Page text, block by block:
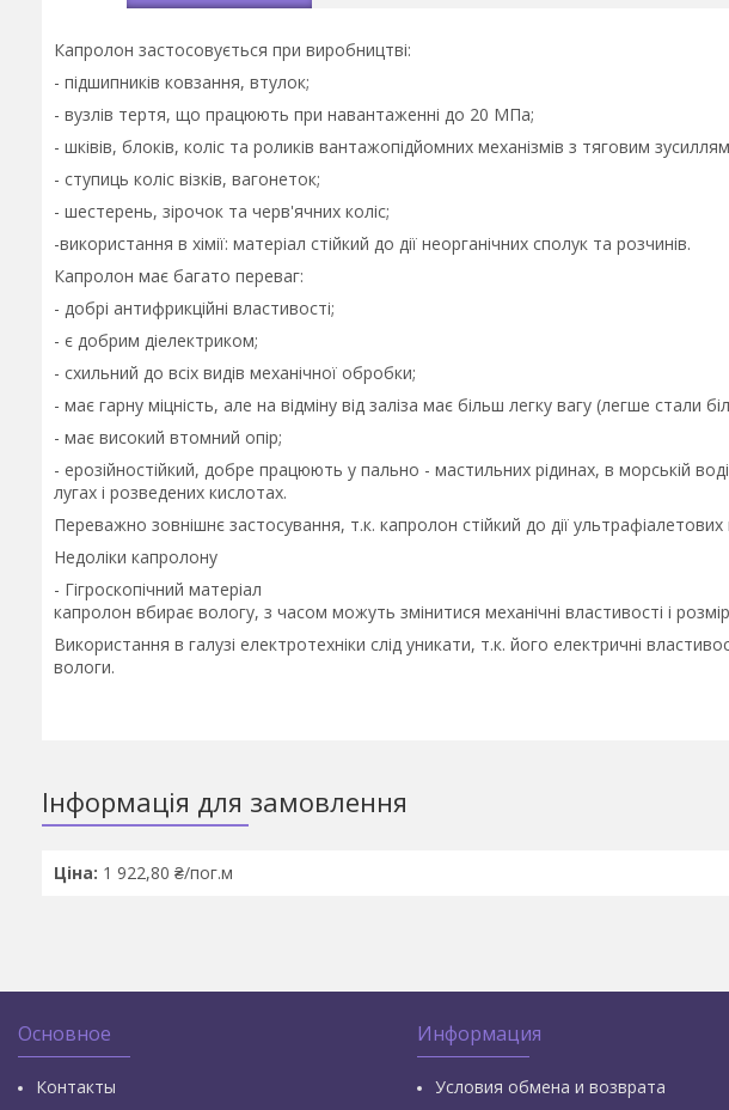
Капролон застосовується при виробництві:
- підшипників ковзання, втулок;
- вузлів тертя, що працюють при навантаженні до 20 МПа;
- шківів, блоків, коліс та роликів вантажопідйомних механізмів з тяговим
- ступиць коліс візків, вагонеток;
- шестерень, зірочок та черв'ячних коліс;
-використання в хімії: матеріал стійкий до дії неорганічних сполук та розчинів.
Капролон має багато переваг:
- добрі антифрикційні властивості;
- є добрим діелектриком;
- схильний до всіх видів механічної обробки;
- має гарну міцність, але на відміну від заліза має більш легку вагу (легше стали
- має високий втомний опір;
- ерозійностійкий, добре працюють у пально - мастильних рідинах, в морській
лугах і розведених кислотах.
Переважно зовнішнє застосування, т.к. капролон стійкий до дії ультрафіалетових
Недоліки капролону
- Гігроскопічний матеріал
капролон вбирає вологу, з часом можуть змінитися механічні властивості і
Використання в галузі електротехніки слід уникати, т.к. його електричні
вологи.
Інформація для замовлення
Ціна: 1 922,80 ₴/пог.м
Основное
Контакты
Информация
Условия обмена и возврата